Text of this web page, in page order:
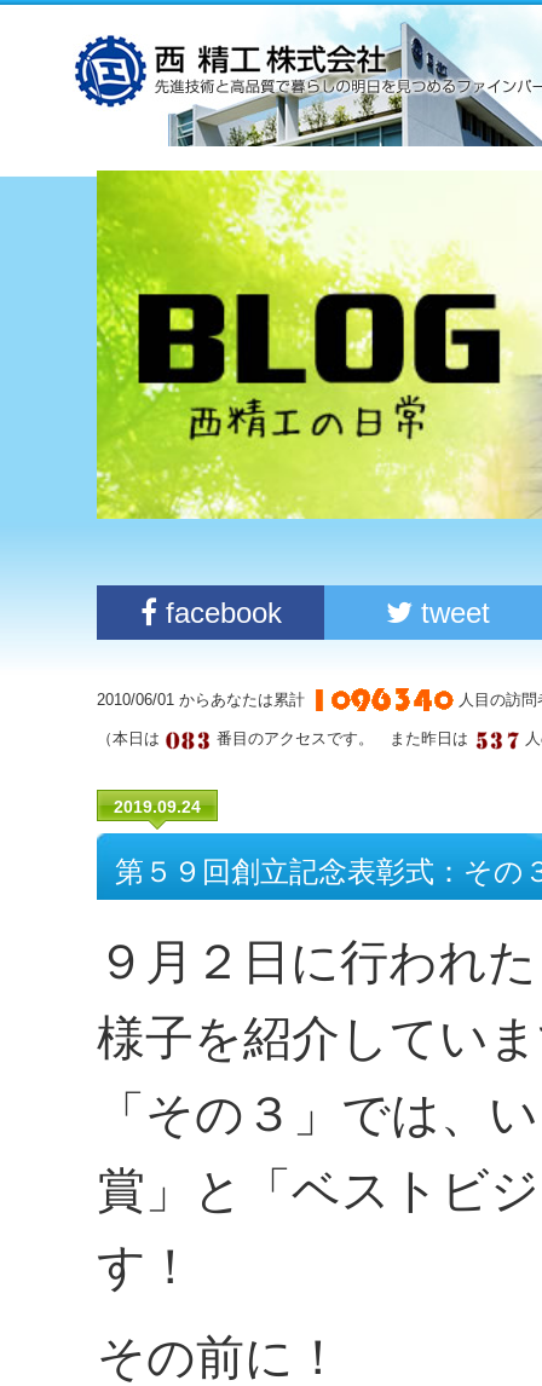
facebook tweet
2010/06/01 からあなたは累計 人目の訪
（本日は 番目のアクセスです。 また昨日は
2019.09.24
第５９回創立記念表彰式：その
９月２日に行われ
様子を紹介してい
「その３」では、
賞」と「ベストビ
す！
その前に！